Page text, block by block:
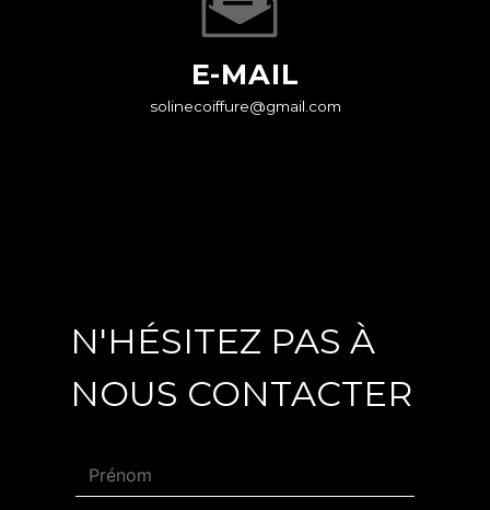
E-MAIL
solinecoiffure@gmail.com
N'HÉSITEZ PAS À
NOUS CONTACTER